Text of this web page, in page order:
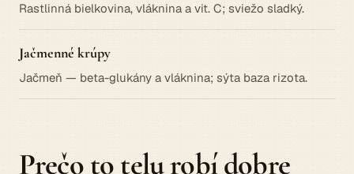
Rastlinná bielkovina, vláknina a vit. C; sviežo sladký.
Jačmenné krúpy
Jačmeň — beta-glukány a vláknina; sýta baza rizota.
Prečo to telu robí dobre